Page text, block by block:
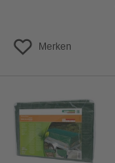
Merken